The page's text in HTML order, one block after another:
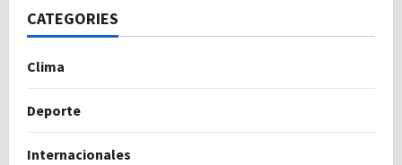
CATEGORIES
Clima
Deporte
Internacionales